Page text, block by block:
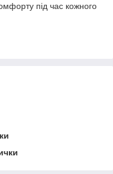
під час кожного